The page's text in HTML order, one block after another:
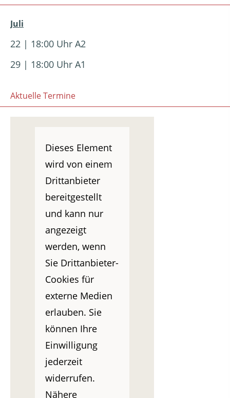
Juli
22 | 18:00 Uhr A2
29 | 18:00 Uhr A1
Aktuelle Termine
Dieses Element
wird von einem
Drittanbieter
bereitgestellt
und kann nur
angezeigt
werden, wenn
Sie Drittanbieter-
Cookies für
externe Medien
erlauben. Sie
können Ihre
Einwilligung
jederzeit
widerrufen.
Nähere